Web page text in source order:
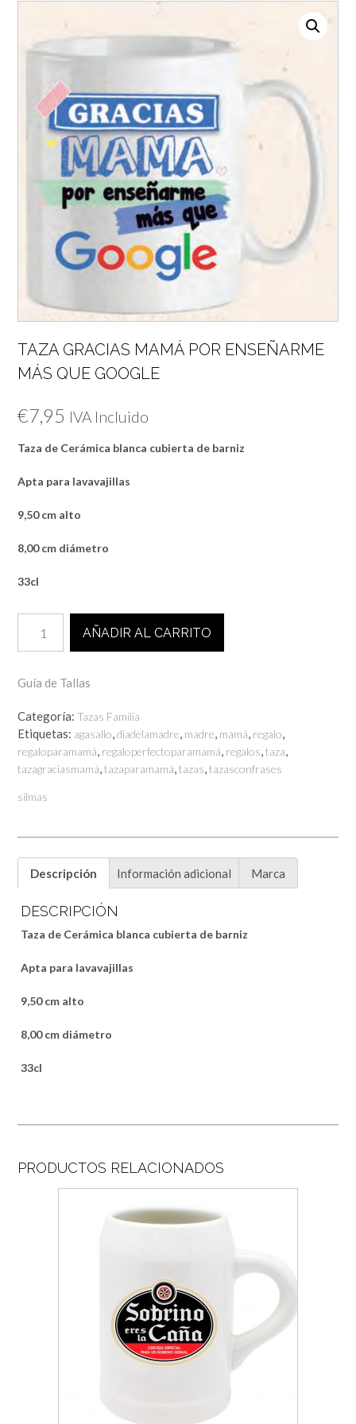
TAZA GRACIAS MAMÁ POR ENSEÑARME
MÁS QUE GOOGLE
€7,95 IVA Incluido
Taza de Cerámica blanca cubierta de barniz
Apta para lavavajillas
9,50 cm alto
8,00 cm diámetro
33cl
GRACIAS
MAMÁ
ENSEÑARME
QUE
GOOGLE
cantidad
AÑADIR AL CARRITO
Guía de Tallas
Categoría: Tazas Familia
Etiquetas: agasallo,díadelamadre, madre, mamá, regalo,
regaloparamamá, regaloperfectoparamamá, regalos,taza,
tazagraciasmamá,tazaparamamá,tazas,tazasconfrases
silmas
Descripción Información adicional Marca
DESCRIPCIÓN
Taza de Cerámica blanca cubierta de barniz
Apta para lavavajillas
9,50 cm alto
8,00 cm diámetro
33cl
PRODUCTOS RELACIONADOS